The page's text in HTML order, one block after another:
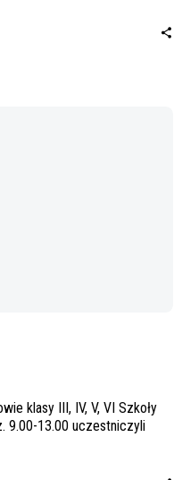
klasy III, IV, V, VI Szkoły
9.00-13.00 uczestniczyli